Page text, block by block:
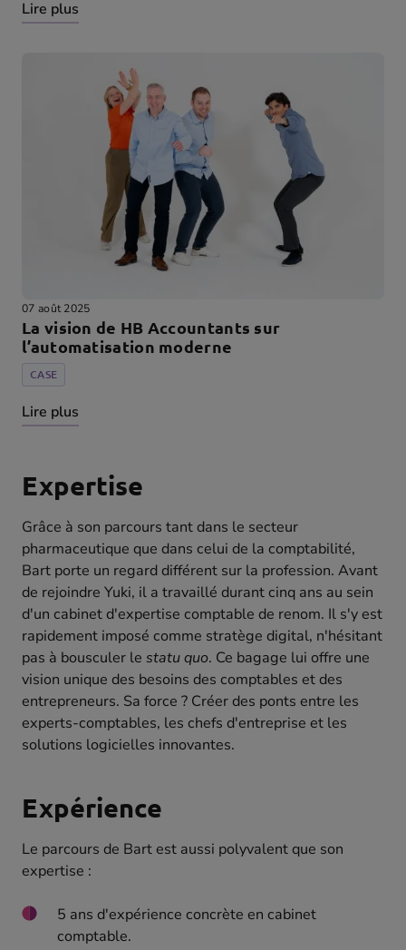
Lire plus
07 août 2025
La vision de HB Accountants sur
l’automatisation moderne
CASE
Lire plus
Expertise
Grâce à son parcours tant dans le secteur
pharmaceutique que dans celui de la comptabilité,
Bart porte un regard différent sur la profession. Avant
de rejoindre Yuki, il a travaillé durant cinq ans au sein
d'un cabinet d'expertise comptable de renom. Il s'y est
rapidement imposé comme stratège digital, n'hésitant
pas à bousculer le statu quo. Ce bagage lui offre une
vision unique des besoins des comptables et des
entrepreneurs. Sa force ? Créer des ponts entre les
experts-comptables, les chefs d'entreprise et les
solutions logicielles innovantes.
Expérience
Le parcours de Bart est aussi polyvalent que son
expertise :
5 ans d'expérience concrète en cabinet
comptable.